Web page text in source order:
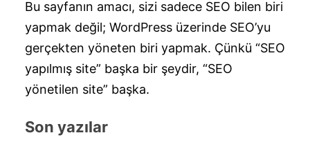
Bu sayfanın amacı, sizi sadece SEO bilen biri
yapmak değil; WordPress üzerinde SEO’yu
gerçekten yöneten biri yapmak. Çünkü “SEO
yapılmış site” başka bir şeydir, “SEO
yönetilen site” başka.
Son yazılar